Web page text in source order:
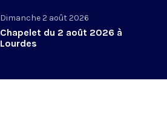
Dimanche 2 août 2026
Chapelet du 2 août 2026 à
Lourdes